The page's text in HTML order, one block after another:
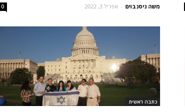
משה ניסנבוים - אפריל 3, 2022 0
כתבה ראשית